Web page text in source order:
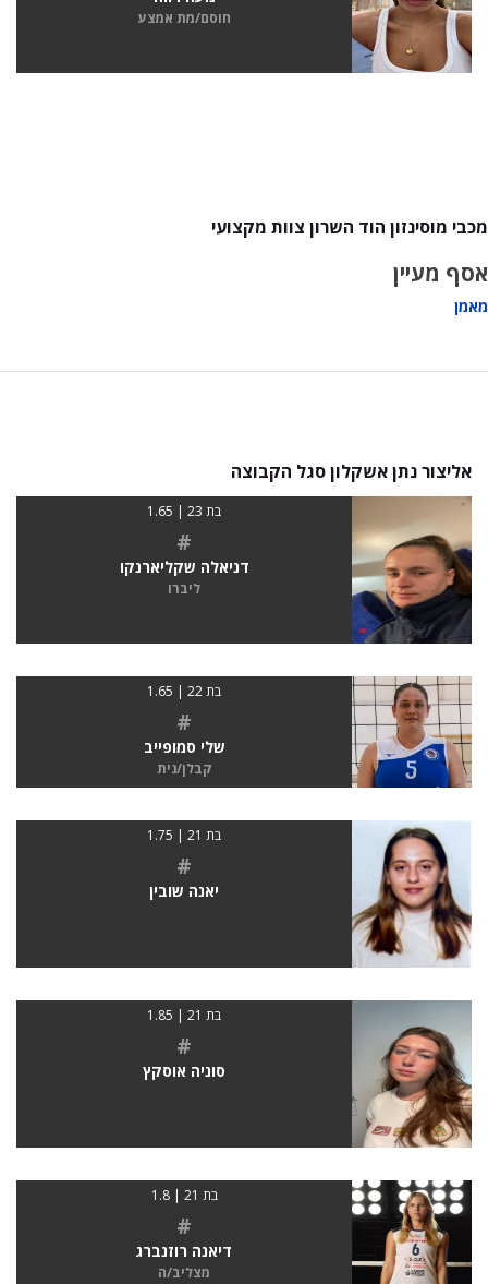
חוסם/מת אמצע
מכבי מוסינזון הוד השרון צוות מקצועי
אסף מעיין
מאמן
אליצור נתן אשקלון סגל הקבוצה
בת 23 | 1.65
#
דניאלה שקליארנקו
ליברו
בת 22 | 1.65
#
שלי סמופייב
קבלן/נית
בת 21 | 1.75
#
יאנה שובין
בת 21 | 1.85
#
סוניה אוסקץ
בת 21 | 1.8
#
דיאנה רוזנברג
מצליב/ה